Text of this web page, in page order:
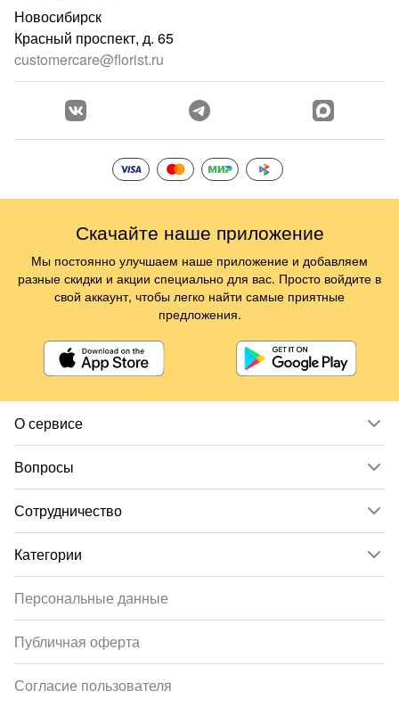
О сервисе
Вопросы
Сотрудничество
Категории
Новосибирск
Красный проспект, д. 65
customercare@florist.ru
Персональные данные
Публичная оферта
Согласие пользователя
Скачайте наше приложение
Мы постоянно улучшаем наше приложение и добавляем
разные скидки и акции специально для вас. Просто войдите в
свой аккаунт, чтобы легко найти самые приятные
предложения.